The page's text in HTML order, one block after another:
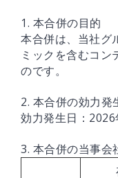
1. 本合併の目的
本合併は、当社グ
ミックを含むコン
のです。
2. 本合併の効力発
効力発生日：2026
3. 本合併の当事会